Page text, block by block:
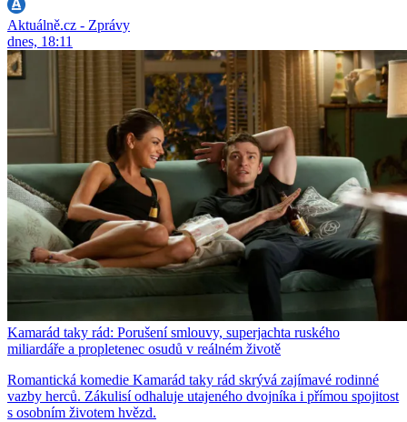
Aktuálně.cz - Zprávy
dnes, 18:11
Kamarád taky rád: Porušení smlouvy, superjachta ruského
miliardáře a propletenec osudů v reálném životě
Romantická komedie Kamarád taky rád skrývá zajímavé rodinné
vazby herců. Zákulisí odhaluje utajeného dvojníka i přímou spojitost
s osobním životem hvězd.